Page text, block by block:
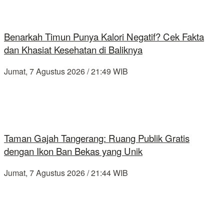
Benarkah Timun Punya Kalori Negatif? Cek Fakta
dan Khasiat Kesehatan di Baliknya
Jumat, 7 Agustus 2026 / 21:49 WIB
Taman Gajah Tangerang: Ruang Publik Gratis
dengan Ikon Ban Bekas yang Unik
Jumat, 7 Agustus 2026 / 21:44 WIB